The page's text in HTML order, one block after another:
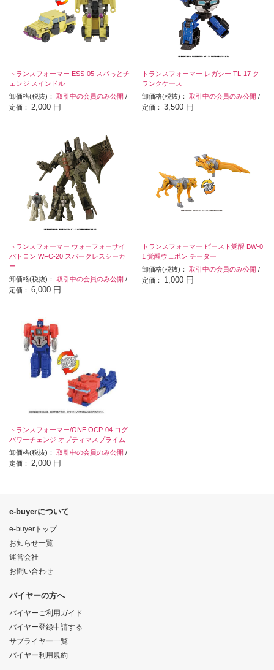
トランスフォーマー ESS-05 スパっとチ
ェンジ スインドル
卸価格(税抜)： 取引中の会員のみ公開 /
定価： 2,000 円
トランスフォーマー レガシー TL-17 ク
ランクケース
卸価格(税抜)：取引中の会員のみ公開 /
定価：3,500 円
トランスフォーマー ウォーフォーサイ
バトロン WFC-20 スパークレスシーカ
ー
卸価格(税抜)： 取引中の会員のみ公開 /
定価： 6,000 円
トランスフォーマー ビースト覚醒 BW-0
1 覚醒ウェポン チーター
卸価格(税抜)：取引中の会員のみ公開 /
定価： 1,000 円
トランスフォーマー/ONE OCP-04 コグ
パワーチェンジ オプティマスプライム
卸価格(税抜)： 取引中の会員のみ公開 /
定価： 2,000 円
e-buyerについて
e-buyerトップ
お知らせ一覧
運営会社
お問い合わせ
バイヤーの方へ
バイヤーご利用ガイド
バイヤー登録申請する
サプライヤー一覧
バイヤー利用規約